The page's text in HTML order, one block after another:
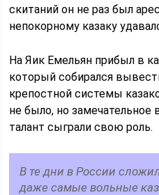
скитаний он не раз был
непокорному казаку
На Яик Емельян прибыл в
который собирался
крепостной системы
не было, но замечательное
талант сыграли свою роль.
В те дни в России
даже самые вольные